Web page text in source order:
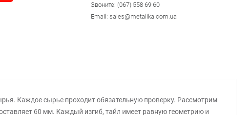
Звоните: (067) 558 69 60
Email: sales@metalika.com.ua
Каждое сырье проходит обязательную проверку. Рассмотрим
60 мм. Каждый изгиб, тайл имеет равную геометрию и